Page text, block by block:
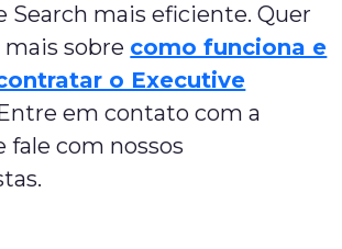
Search mais eficiente. Quer
sobre como funciona e
o Executive
em contato com a
fale com nossos